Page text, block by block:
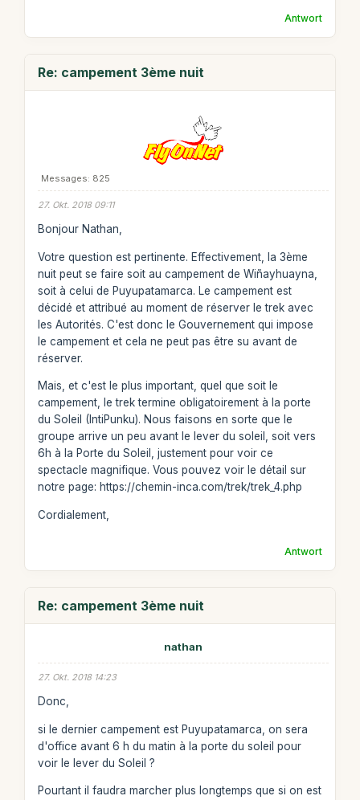
Antwort
Re: campement 3ème nuit
Messages: 825
27. Okt. 2018 09:11
Bonjour Nathan,
Votre question est pertinente. Effectivement, la 3ème
nuit peut se faire soit au campement de Wiñayhuayna,
soit à celui de Puyupatamarca. Le campement est
décidé et attribué au moment de réserver le trek avec
les Autorités. C'est donc le Gouvernement qui impose
le campement et cela ne peut pas être su avant de
réserver.
Mais, et c'est le plus important, quel que soit le
campement, le trek termine obligatoirement à la porte
du Soleil (IntiPunku). Nous faisons en sorte que le
groupe arrive un peu avant le lever du soleil, soit vers
6h à la Porte du Soleil, justement pour voir ce
spectacle magnifique. Vous pouvez voir le détail sur
notre page: https://chemin-inca.com/trek/trek_4.php
Cordialement,
Antwort
Re: campement 3ème nuit
nathan
27. Okt. 2018 14:23
Donc,
si le dernier campement est Puyupatamarca, on sera
d'office avant 6 h du matin à la porte du soleil pour
voir le lever du Soleil ?
Pourtant il faudra marcher plus longtemps que si on est